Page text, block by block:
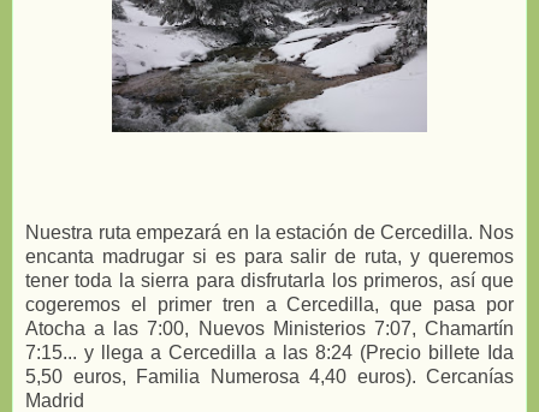
Nuestra ruta empezará en la estación de Cercedilla. Nos
encanta madrugar si es para salir de ruta, y queremos
tener toda la sierra para disfrutarla los primeros, así que
cogeremos el primer tren a Cercedilla, que pasa por
Atocha a las 7:00, Nuevos Ministerios 7:07, Chamartín
7:15... y llega a Cercedilla a las 8:24 (Precio billete Ida
5,50 euros, Familia Numerosa 4,40 euros). Cercanías
Madrid